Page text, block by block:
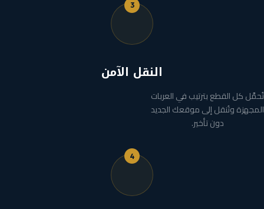
3
النقل الآمن
تُحمَّل كل القطع بترتيب في العربات
المجهزة وتُنقل إلى موقعك الجديد
دون تأخير.
4